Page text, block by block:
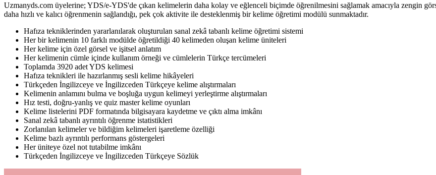
Uzmanyds.com üyelerine; YDS/e-YDS'de çıkan kelimelerin daha kolay ve eğlenceli biçimde öğrenilmesini sağlamak amacıyla zengin
daha hızlı ve kalıcı öğrenmenin sağlandığı, pek çok aktivite ile desteklenmiş bir kelime öğretimi modülü sunmaktadır.
Hafıza tekniklerinden yararlanılarak oluşturulan sanal zekâ tabanlı kelime öğretimi sistemi
Her bir kelimenin 10 farklı modülde öğretildiği 40 kelimeden oluşan kelime üniteleri
Her kelime için özel görsel ve işitsel anlatım
Her kelimenin cümle içinde kullanım örneği ve cümlelerin Türkçe tercümeleri
Toplamda 3920 adet YDS kelimesi
Hafıza teknikleri ile hazırlanmış sesli kelime hikâyeleri
Türkçeden İngilizceye ve İngilizceden Türkçeye kelime alıştırmaları
Kelimenin anlamını bulma ve boşluğa uygun kelimeyi yerleştirme alıştırmaları
Hız testi, doğru-yanlış ve quiz master kelime oyunları
Kelime listelerini PDF formatında bilgisayara kaydetme ve çıktı alma imkânı
Sanal zekâ tabanlı ayrıntılı öğrenme istatistikleri
Zorlanılan kelimeler ve bildiğim kelimeleri işaretleme özelliği
Kelime bazlı ayrıntılı performans göstergeleri
Her üniteye özel not tutabilme imkânı
Türkçeden İngilizceye ve İngilizceden Türkçeye Sözlük